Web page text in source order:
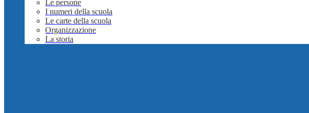
Le persone
I numeri della scuola
Le carte della scuola
Organizzazione
La storia